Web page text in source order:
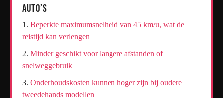
Auto’s
Beperkte maximumsnelheid van 45 km/u, wat de
reistijd kan verlengen
Minder geschikt voor langere afstanden of
snelweggebruik
Onderhoudskosten kunnen hoger zijn bij oudere
tweedehands modellen